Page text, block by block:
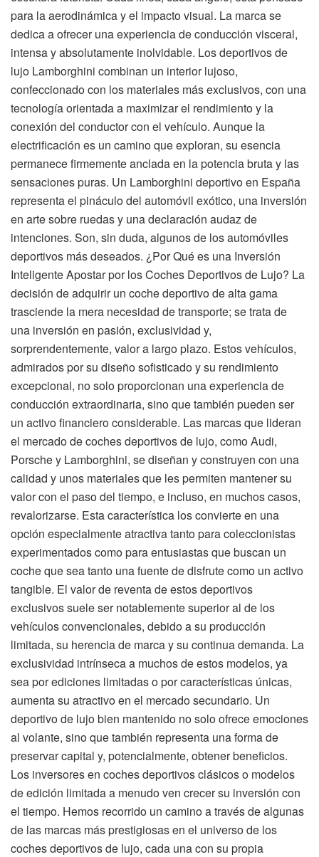
para la aerodinámica y el impacto visual. La marca se
dedica a ofrecer una experiencia de conducción visceral,
intensa y absolutamente inolvidable. Los deportivos de
lujo Lamborghini combinan un interior lujoso,
confeccionado con los materiales más exclusivos, con una
tecnología orientada a maximizar el rendimiento y la
conexión del conductor con el vehículo. Aunque la
electrificación es un camino que exploran, su esencia
permanece firmemente anclada en la potencia bruta y las
sensaciones puras. Un Lamborghini deportivo en España
representa el pináculo del automóvil exótico, una inversión
en arte sobre ruedas y una declaración audaz de
intenciones. Son, sin duda, algunos de los automóviles
deportivos más deseados. ¿Por Qué es una Inversión
Inteligente Apostar por los Coches Deportivos de Lujo? La
decisión de adquirir un coche deportivo de alta gama
trasciende la mera necesidad de transporte; se trata de
una inversión en pasión, exclusividad y,
sorprendentemente, valor a largo plazo. Estos vehículos,
admirados por su diseño sofisticado y su rendimiento
excepcional, no solo proporcionan una experiencia de
conducción extraordinaria, sino que también pueden ser
un activo financiero considerable. Las marcas que lideran
el mercado de coches deportivos de lujo, como Audi,
Porsche y Lamborghini, se diseñan y construyen con una
calidad y unos materiales que les permiten mantener su
valor con el paso del tiempo, e incluso, en muchos casos,
revalorizarse. Esta característica los convierte en una
opción especialmente atractiva tanto para coleccionistas
experimentados como para entusiastas que buscan un
coche que sea tanto una fuente de disfrute como un activo
tangible. El valor de reventa de estos deportivos
exclusivos suele ser notablemente superior al de los
vehículos convencionales, debido a su producción
limitada, su herencia de marca y su continua demanda. La
exclusividad intrínseca a muchos de estos modelos, ya
sea por ediciones limitadas o por características únicas,
aumenta su atractivo en el mercado secundario. Un
deportivo de lujo bien mantenido no solo ofrece emociones
al volante, sino que también representa una forma de
preservar capital y, potencialmente, obtener beneficios.
Los inversores en coches deportivos clásicos o modelos
de edición limitada a menudo ven crecer su inversión con
el tiempo. Hemos recorrido un camino a través de algunas
de las marcas más prestigiosas en el universo de los
coches deportivos de lujo, cada una con su propia